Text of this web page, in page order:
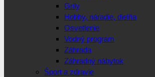
Grily
Hobby, náradie, dielňa
Osvetlenie
Vodný program
Záhrada
Záhradný nábytok
Šport a zdravie